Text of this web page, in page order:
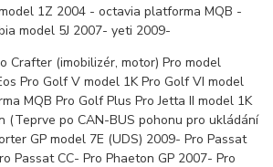
1Z 2004 - octavia platforma MQB -
model 5J 2007- yeti 2009-
Crafter (imobilizér, motor) Pro model
Pro Golf V model 1K Pro Golf VI model
MQB Pro Golf Plus Pro Jetta II model 1K
(Teprve po CAN-BUS pohonu pro ukládání
GP model 7E (UDS) 2009- Pro Passat
Passat CC- Pro Phaeton GP 2007- Pro